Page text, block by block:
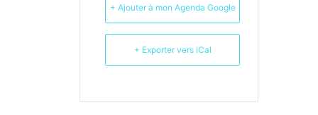
+ Ajouter à mon Agenda Google
+ Exporter vers iCal